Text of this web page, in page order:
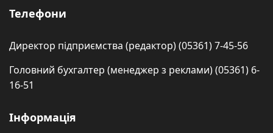
Телефони
Директор підприємства (редактор) (05361) 7-45-56
Головний бухгалтер (менеджер з реклами) (05361) 6-
16-51
Інформація